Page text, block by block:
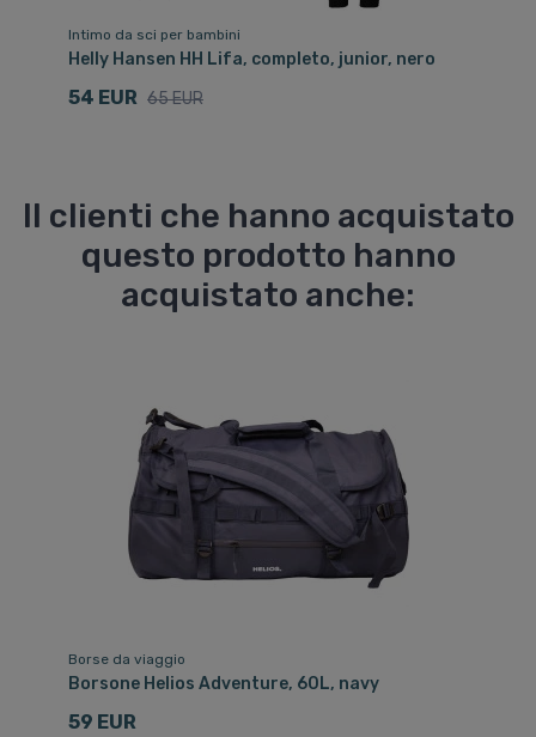
Intimo da sci per bambini
Helly Hansen HH Lifa, completo, junior, nero
54 EUR 65 EUR
Il clienti che hanno acquistato
questo prodotto hanno
acquistato anche:
Borse da viaggio
Borsone Helios Adventure, 60L, navy
59 EUR